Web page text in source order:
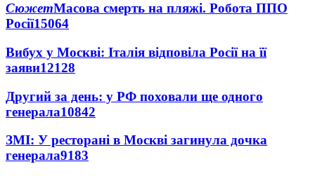
СюжетМасова смерть на пляжі. Робота ППО
Росії15064
Вибух у Москві: Італія відповіла Росії на її
заяви12128
Другий за день: у РФ поховали ще одного
генерала10842
ЗМІ: У ресторані в Москві загинула дочка
генерала9183